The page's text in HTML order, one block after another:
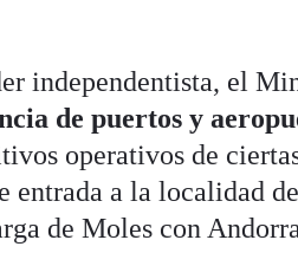
independentista, el
de puertos y
operativos de
entrada a la localidad
de Moles con